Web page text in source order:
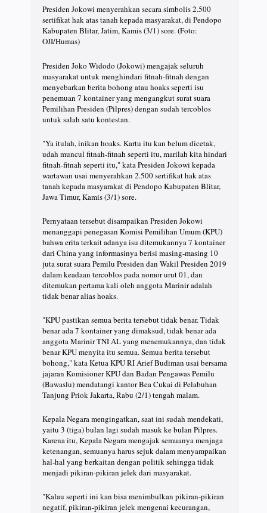
Presiden Jokowi menyerahkan secara simbolis 2.500
sertifikat hak atas tanah kepada masyarakat, di Pendopo
Kabupaten Blitar, Jatim, Kamis (3/1) sore. (Foto:
OJI/Humas)
Presiden Joko Widodo (Jokowi) mengajak seluruh
masyarakat untuk menghindari fitnah-fitnah dengan
menyebarkan berita bohong atau hoaks seperti isu
penemuan 7 kontainer yang mengangkut surat suara
Pemilihan Presiden (Pilpres) dengan sudah tercoblos
untuk salah satu kontestan.
"Ya itulah, inikan hoaks. Kartu itu kan belum dicetak,
udah muncul fitnah-fitnah seperti itu, marilah kita hindari
fitnah-fitnah seperti itu," kata Presiden Jokowi kepada
wartawan usai menyerahkan 2.500 sertifikat hak atas
tanah kepada masyarakat di Pendopo Kabupaten Blitar,
Jawa Timur, Kamis (3/1) sore.
Pernyataan tersebut disampaikan Presiden Jokowi
menanggapi penegasan Komisi Pemilihan Umum (KPU)
bahwa erita terkait adanya isu ditemukannya 7 kontainer
dari China yang informasinya berisi masing-masing 10
juta surat suara Pemilu Presiden dan Wakil Presiden 2019
dalam keadaan tercoblos pada nomor urut 01, dan
ditemukan pertama kali oleh anggota Marinir adalah
tidak benar alias hoaks.
"KPU pastikan semua berita tersebut tidak benar. Tidak
benar ada 7 kontainer yang dimaksud, tidak benar ada
anggota Marinir TNI AL yang menemukannya, dan tidak
benar KPU menyita itu semua. Semua berita tersebut
bohong," kata Ketua KPU RI Arief Budiman usai bersama
jajaran Komisioner KPU dan Badan Pengawas Pemilu
(Bawaslu) mendatangi kantor Bea Cukai di Pelabuhan
Tanjung Priok Jakarta, Rabu (2/1) tengah malam.
Kepala Negara mengingatkan, saat ini sudah mendekati,
yaitu 3 (tiga) bulan lagi sudah masuk ke bulan Pilpres.
Karena itu, Kepala Negara mengajak semuanya menjaga
ketenangan, semuanya harus sejuk dalam menyampaikan
hal-hal yang berkaitan dengan politik sehingga tidak
menjadi pikiran-pikiran jelek dari masyarakat.
"Kalau seperti ini kan bisa menimbulkan pikiran-pikiran
negatif, pikiran-pikiran jelek mengenai kecurangan,